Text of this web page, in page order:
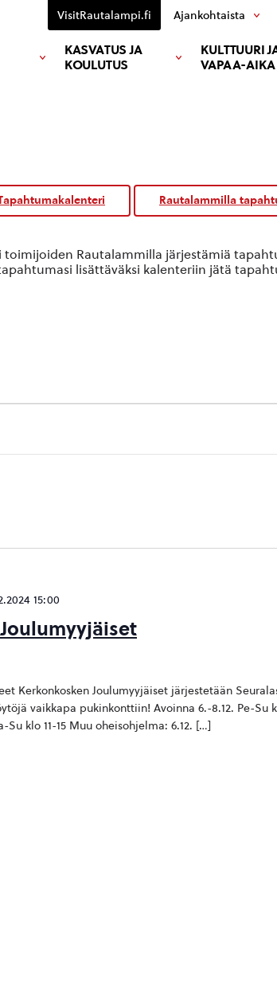
KASVATUS JA
KOULUTUS
KULTTUURI
VAPAA-AIKA
VisitRautalampi.fi Ajankohtaista
Rautalammilla
15:00
Kerkonkosken Joulumyyjäiset järjestetään
vaikkapa pukinkonttiin! Avoinna 6.-8.12. Pe-Su klo
Su klo 11-15 Muu oheisohjelma: 6.12. […]
Rautalammilla järjestämiä
lisättäväksi kalenteriin jätä